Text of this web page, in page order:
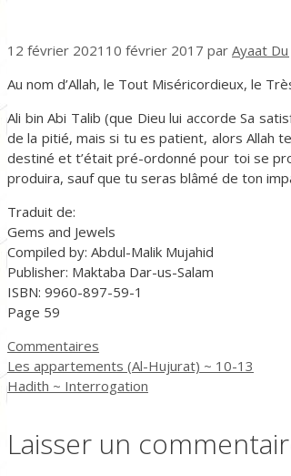
12 février 2021 10 février 2017 par Ayaat Du
Au nom d’Allah, le Tout Miséricordieux, le
Ali bin Abi Talib (que Dieu lui accorde Sa
de la pitié, mais si tu es patient, alors Allah
destiné et t’était pré-ordonné pour toi se
produira, sauf que tu seras blâmé de ton
Traduit de:
Gems and Jewels
Compiled by: Abdul-Malik Mujahid
Publisher: Maktaba Dar-us-Salam
ISBN: 9960-897-59-1
Page 59
Catégories
Commentaires
Les appartements (Al-Hujurat) ~ 10-13
Hadith ~ Interrogation
Laisser un